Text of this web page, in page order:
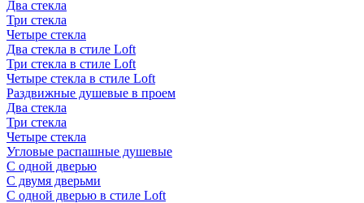
Два стекла
Три стекла
Четыре стекла
Два стекла в стиле Loft
Три стекла в стиле Loft
Четыре стекла в стиле Loft
Раздвижные душевые в проем
Два стекла
Три стекла
Четыре стекла
Угловые распашные душевые
С одной дверью
С двумя дверьми
С одной дверью в стиле Loft